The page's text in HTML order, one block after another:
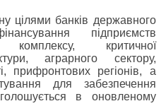
цілями банків державного
підприємств
комплексу, критичної
аграрного сектору,
прифронтових регіонів, а
для забезпечення
в оновленому